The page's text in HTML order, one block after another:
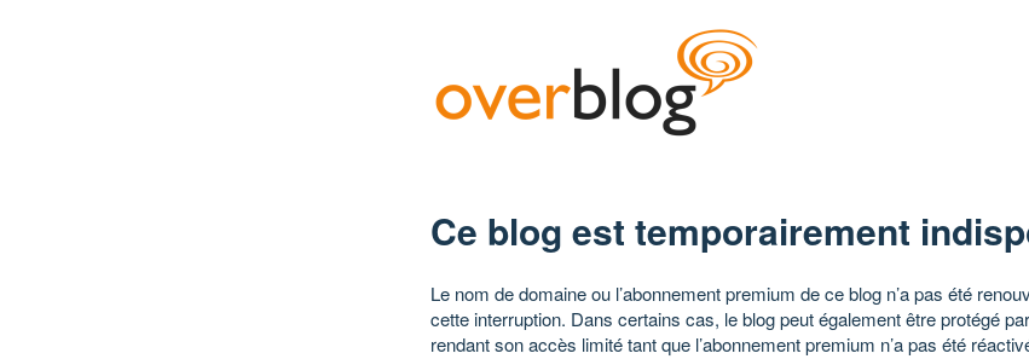
Ce blog est temporairement
Le nom de domaine ou l’abonnement premium de ce blog n’a pas été
cette interruption. Dans certains cas, le blog peut également être protégé
rendant son accès limité tant que l’abonnement premium n’a pas été